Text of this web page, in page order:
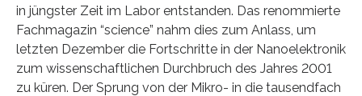
in jüngster Zeit im Labor entstanden. Das renommierte
Fachmagazin “science” nahm dies zum Anlass, um
letzten Dezember die Fortschritte in der Nanoelektronik
zum wissenschaftlichen Durchbruch des Jahres 2001
zu küren. Der Sprung von der Mikro- in die tausendfach